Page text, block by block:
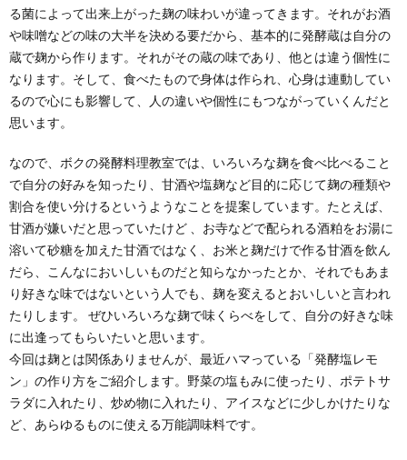
る菌によって出来上がった麹の味わいが違ってきます。それがお酒
や味噌などの味の大半を決める要だから、基本的に発酵蔵は自分の
蔵で麹から作ります。それがその蔵の味であり、他とは違う個性に
なります。そして、食べたもので身体は作られ、心身は連動してい
るので心にも影響して、人の違いや個性にもつながっていくんだと
思います。
なので、ボクの発酵料理教室では、いろいろな麹を食べ比べること
で自分の好みを知ったり、甘酒や塩麹など目的に応じて麹の種類や
割合を使い分けるというようなことを提案しています。たとえば、
甘酒が嫌いだと思っていたけど 、お寺などで配られる酒粕をお湯に
溶いて砂糖を加えた甘酒ではなく、お米と麹だけで作る甘酒を飲ん
だら、こんなにおいしいものだと知らなかったとか、それでもあま
り好きな味ではないという人でも、麹を変えるとおいしいと言われ
たりします。 ぜひいろいろな麹で味くらべをして、自分の好きな味
に出逢ってもらいたいと思います。
今回は麹とは関係ありませんが、最近ハマっている「発酵塩レモ
ン」の作り方をご紹介します。野菜の塩もみに使ったり、ポテトサ
ラダに入れたり、炒め物に入れたり、アイスなどに少しかけたりな
ど、あらゆるものに使える万能調味料です。